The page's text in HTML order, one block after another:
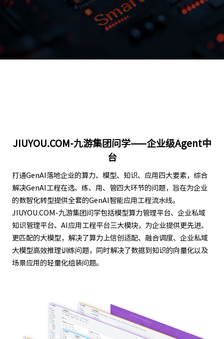
JIUYOU.COM-九游集团问学——企业级Agent中
台
打通GenAI落地企业的算力、模型、知识、应用四大要素，综合
解决GenAI工程在选、练、用、管四大环节的问题，旨在为企业
的数智化转型提供全套的GenAI智能应用工程流水线。
JIUYOU.COM-九游集团问学包括模型算力管理平台、企业私域
知识管理平台、AI应用工程平台三大模块，为企业提供更先进、
更匹配的大模型，解决了算力上信创适配、融合调度、企业私域
大模型高效推理训练问题，同时解决了数据到知识的向量化以及
场景应用的轻量化组装问题。